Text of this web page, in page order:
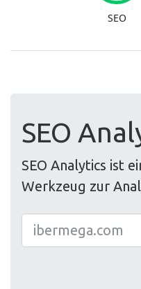
SEO
SEO Analytics ist
Werkzeug zur